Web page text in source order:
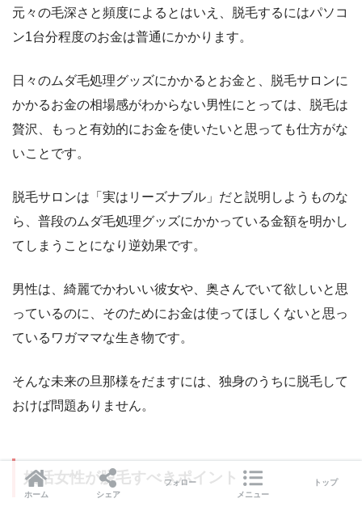
元々の毛深さと頻度によるとはいえ、脱毛するにはパソコ
ン1台分程度のお金は普通にかかります。
日々のムダ毛処理グッズにかかるとお金と、脱毛サロンに
かかるお金の相場感がわからない男性にとっては、脱毛は
贅沢、もっと有効的にお金を使いたいと思っても仕方がな
いことです。
脱毛サロンは「実はリーズナブル」だと説明しようものな
ら、普段のムダ毛処理グッズにかかっている金額を明かし
てしまうことになり逆効果です。
男性は、綺麗でかわいい彼女や、奥さんでいて欲しいと思
っているのに、そのためにお金は使ってほしくないと思っ
ているワガママな生き物です。
そんな未来の旦那様をだますには、独身のうちに脱毛して
おけば問題ありません。
婚活女性が脱毛すべきポイント
ホーム シェア
フォロー
メニュー
トップ